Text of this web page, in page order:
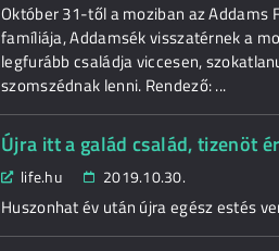
Október 31-től a moziban az Addams
famíliája, Addamsék visszatérnek a
legfurább családja viccesen,
szomszédnak lenni. Rendező: ...
Újra itt a galád család, tizenöt
life.hu 2019.10.30.
Huszonhat év után újra egész estés